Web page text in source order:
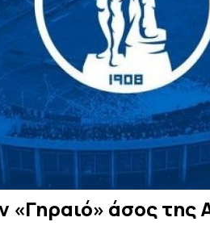
«Γηραιό» άσος της